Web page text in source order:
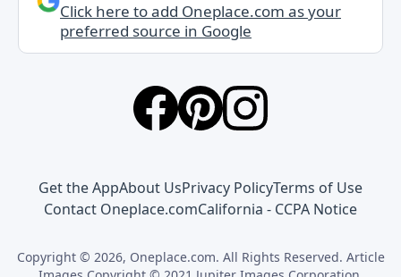
Click here to add Oneplace.com as your
preferred source in Google
Get the AppAbout UsPrivacy PolicyTerms of Use
Contact Oneplace.comCalifornia - CCPA Notice
Copyright © 2026, Oneplace.com. All Rights Reserved. Article